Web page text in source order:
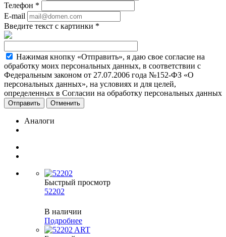
Телефон *
E-mail
Введите текст с картинки *
Нажимая кнопку «Отправить», я даю свое согласие на
обработку моих персональных данных, в соответствии с
Федеральным законом от 27.07.2006 года №152-ФЗ «О
персональных данных», на условиях и для целей,
определенных в Согласии на обработку персональных данных
Отменить
Аналоги
Быстрый просмотр
52202
В наличии
Подробнее